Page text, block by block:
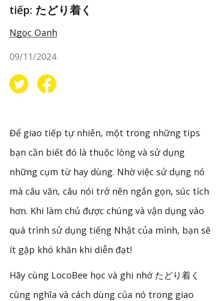
tiếp: たどり着く
Ngọc Oanh
09/11/2024
Để giao tiếp tự nhiên, một trong những tips
bạn cần biết đó là thuộc lòng và sử dụng
những cụm từ hay dùng. Nhờ việc sử dụng nó
mà câu văn, câu nói trở nên ngắn gọn, súc tích
hơn. Khi làm chủ được chúng và vận dụng vào
quá trình sử dụng tiếng Nhật của mình, bạn sẽ
ít gặp khó khăn khi diễn đạt!
Hãy cùng LocoBee học và ghi nhớ たどり着く
cùng nghĩa và cách dùng của nó trong giao